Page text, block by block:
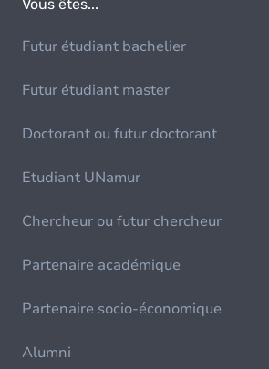
Vous êtes...
Futur étudiant bachelier
Futur étudiant master
Doctorant ou futur doctorant
Etudiant UNamur
Chercheur ou futur chercheur
Partenaire académique
Partenaire socio-économique
Alumni